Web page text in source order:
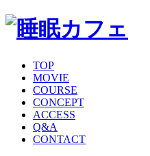
TOP
MOVIE
COURSE
CONCEPT
ACCESS
Q&A
CONTACT